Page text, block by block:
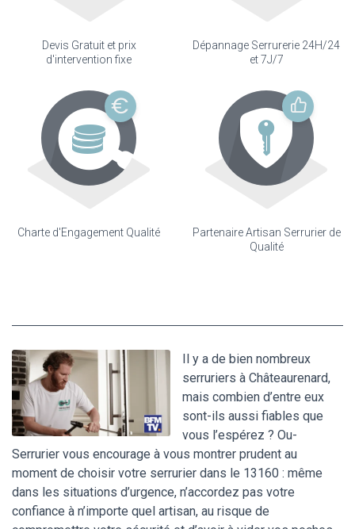
Devis Gratuit et prix
d'intervention fixe
Dépannage Serrurerie 24H/24
et 7J/7
Charte d'Engagement Qualité
Partenaire Artisan Serrurier de
Qualité
Il y a de bien nombreux
serruriers à Châteaurenard,
mais combien d’entre eux
sont-ils aussi fiables que
vous l’espérez ? Ou-
Serrurier vous encourage à vous montrer prudent au
moment de choisir votre serrurier dans le 13160 : même
dans les situations d’urgence, n’accordez pas votre
confiance à n’importe quel artisan, au risque de